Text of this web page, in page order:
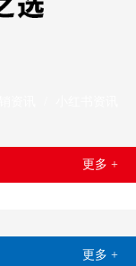
更多 +
更多 +